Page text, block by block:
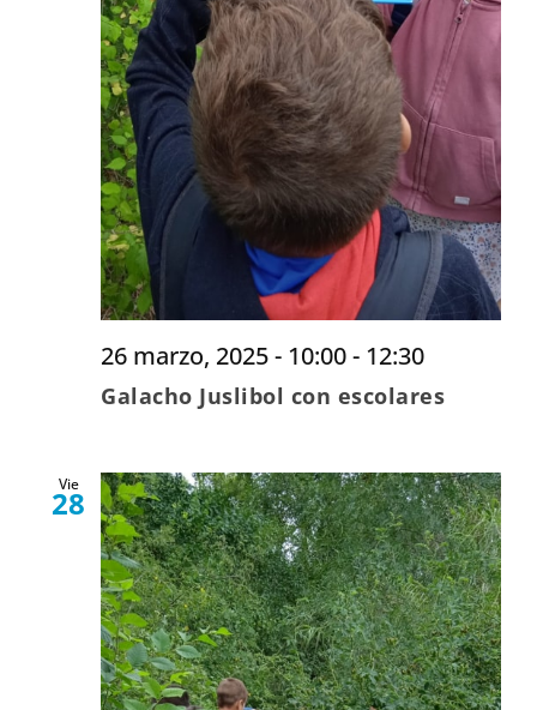
26 marzo, 2025 - 10:00- 12:30
Galacho Juslibol con escolares
Vie
28